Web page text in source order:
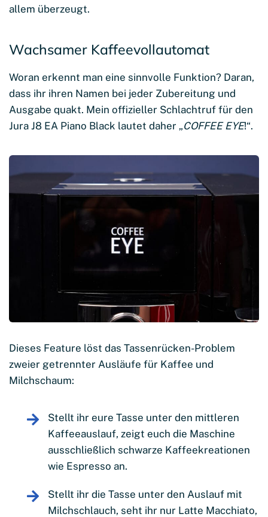
allem überzeugt.
Wachsamer Kaffeevollautomat
Woran erkennt man eine sinnvolle Funktion? Daran,
dass ihr ihren Namen bei jeder Zubereitung und
Ausgabe quakt. Mein offizieller Schlachtruf für den
Jura J8 EA Piano Black lautet daher „COFFEE EYE!“.
Dieses Feature löst das Tassenrücken-Problem
zweier getrennter Ausläufe für Kaffee und
Milchschaum:
Stellt ihr eure Tasse unter den mittleren
Kaffeeauslauf, zeigt euch die Maschine
ausschließlich schwarze Kaffeekreationen
wie Espresso an.
Stellt ihr die Tasse unter den Auslauf mit
Milchschlauch, seht ihr nur Latte Macchiato,